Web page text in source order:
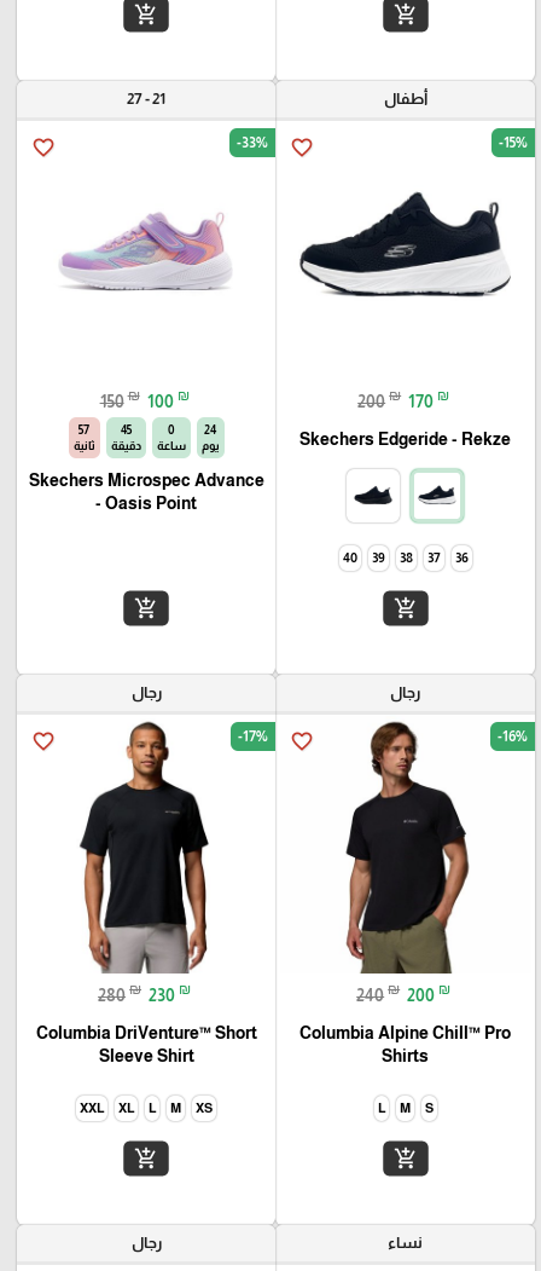
add_shopping_cart
add_shopping_cart
أطفال
favorite_border -15%
200 ₪ 170 ₪
Skechers Edgeride - Rekze‏
36
37
38
39
40
add_shopping_cart
21 - 27
favorite_border -33%
150 ₪ 100 ₪
24
يوم
0
ساعة
45
دقيقة
56
ثانية
Skechers Microspec Advance
- Oasis Point
add_shopping_cart
رجال
favorite_border -16%
240 ₪ 200 ₪
Columbia Alpine Chill™ Pro
Shirts
S
M
L
add_shopping_cart
رجال
favorite_border -17%
280 ₪ 230 ₪
Columbia DriVenture™ Short
Sleeve Shirt
XS
M
L
XL
XXL
add_shopping_cart
نساء رجال